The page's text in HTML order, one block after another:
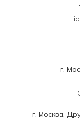
г.
г. Москва,